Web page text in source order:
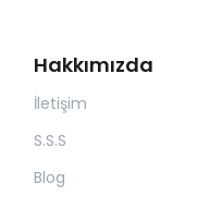
Hakkımızda
İletişim
S.S.S
Blog